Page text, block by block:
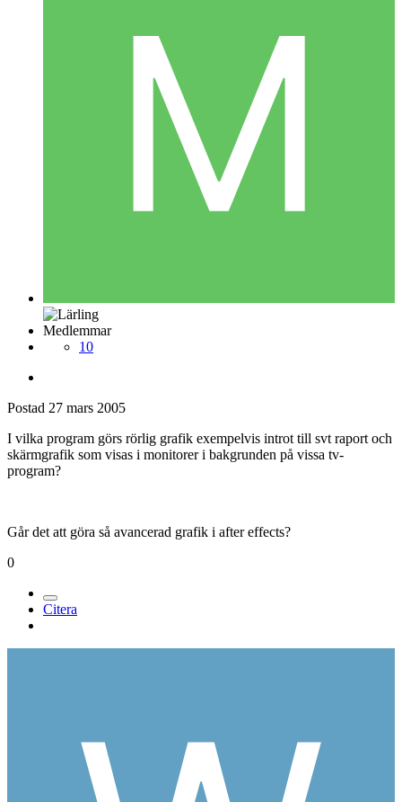
Medlemmar
10
Postad 27 mars 2005
I vilka program görs rörlig grafik exempelvis introt till svt raport och
skärmgrafik som visas i monitorer i bakgrunden på vissa tv-
program?
Går det att göra så avancerad grafik i after effects?
0
Citera